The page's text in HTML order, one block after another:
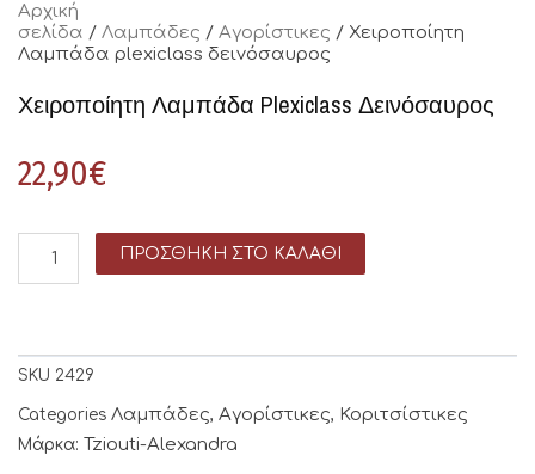
Αρχική
σελίδα / Λαμπάδες / Αγορίστικες / Χειροποίητη
Λαμπάδα plexiclass δεινόσαυρος
Χειροποίητη Λαμπάδα Plexiclass Δεινόσαυρος
22,90€
ΠΡΟΣΘΉΚΗ ΣΤΟ ΚΑΛΆΘΙ
SKU 2429
Categories Λαμπάδες, Αγορίστικες, Κοριτσίστικες
Μάρκα: Tziouti-Alexandra